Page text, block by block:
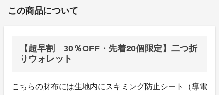
この商品について
【超早割 30％OFF・先着20個限定】二つ折
りウォレット
こちらの財布には生地内にスキミング防止シート（導電